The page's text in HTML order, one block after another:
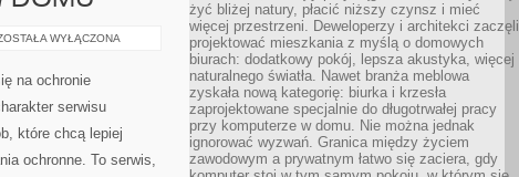
WYŁĄCZONA
na ochronie
serwisu
które chcą lepiej
ochronne. To serwis,
żyć bliżej natury, płacić niższy czynsz i mieć
więcej przestrzeni. Deweloperzy i architekci zaczęli
projektować mieszkania z myślą o domowych
biurach: dodatkowy pokój, lepsza akustyka, więcej
naturalnego światła. Nawet branża meblowa
zyskała nową kategorię: biurka i krzesła
zaprojektowane specjalnie do długotrwałej pracy
przy komputerze w domu. Nie można jednak
ignorować wyzwań. Granica między życiem
zawodowym a prywatnym łatwo się zaciera, gdy